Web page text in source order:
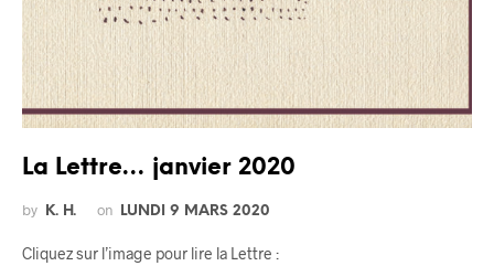
La Lettre… janvier 2020
by K. H. on LUNDI 9 MARS 2020
Cliquez sur l’image pour lire la Lettre :